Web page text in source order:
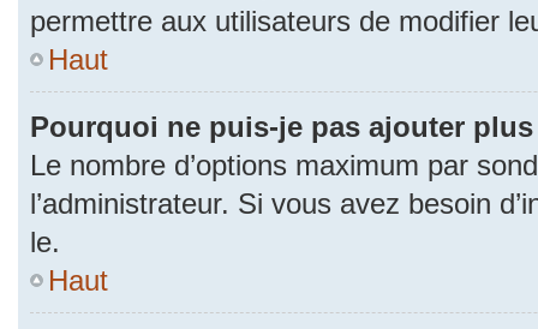
permettre aux utilisateurs de modifier
Haut
Pourquoi ne puis-je pas ajouter
Le nombre d’options maximum par
l’administrateur. Si vous avez besoin
le.
Haut